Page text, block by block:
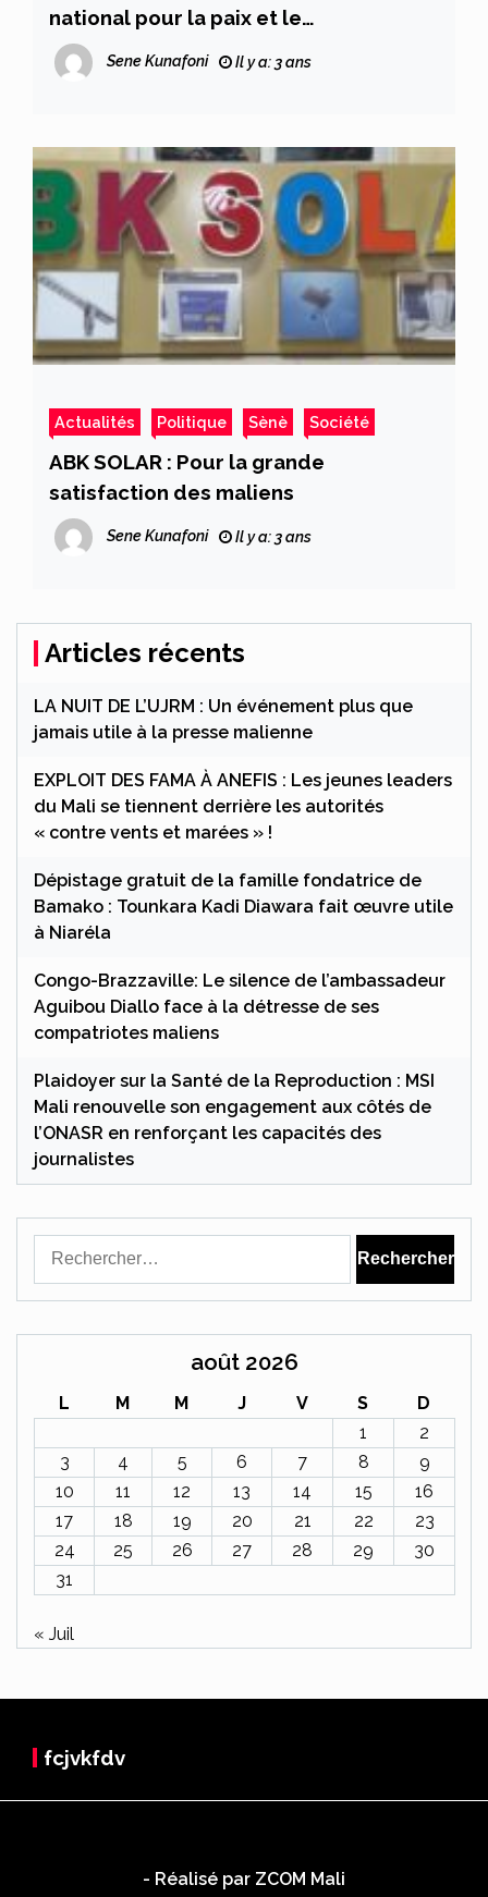
national pour la paix et le
développement du Mali !
Sene Kunafoni Il y a: 3 ans
Actualités Politique Sènè Société
ABK SOLAR : Pour la grande
satisfaction des maliens
Sene Kunafoni Il y a: 3 ans
Articles récents
LA NUIT DE L’UJRM : Un événement plus que
jamais utile à la presse malienne
EXPLOIT DES FAMA À ANEFIS : Les jeunes leaders
du Mali se tiennent derrière les autorités
« contre vents et marées » !
Dépistage gratuit de la famille fondatrice de
Bamako : Tounkara Kadi Diawara fait œuvre utile
à Niaréla
Congo-Brazzaville: Le silence de l’ambassadeur
Aguibou Diallo face à la détresse de ses
compatriotes maliens
Plaidoyer sur la Santé de la Reproduction : MSI
Mali renouvelle son engagement aux côtés de
l’ONASR en renforçant les capacités des
journalistes
Rechercher :
août 2026
L M M J V S
D
1
2
3
4 5 6 7 8
9
10
11 12 13 14 15
16
17
18 19 20 21 22
23
24
25 26 27 28 29
30
31
« Juil
fcjvkfdv
- Réalisé par ZCOM Mali